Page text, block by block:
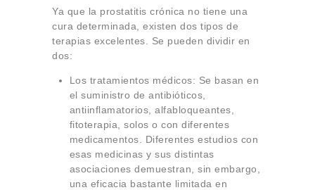
Ya que la prostatitis crónica no tiene una
cura determinada, existen dos tipos de
terapias excelentes. Se pueden dividir en
dos:
Los tratamientos médicos: Se basan en
el suministro de antibióticos,
antiinflamatorios, alfabloqueantes,
fitoterapia, solos o con diferentes
medicamentos. Diferentes estudios con
esas medicinas y sus distintas
asociaciones demuestran, sin embargo,
una eficacia bastante limitada en